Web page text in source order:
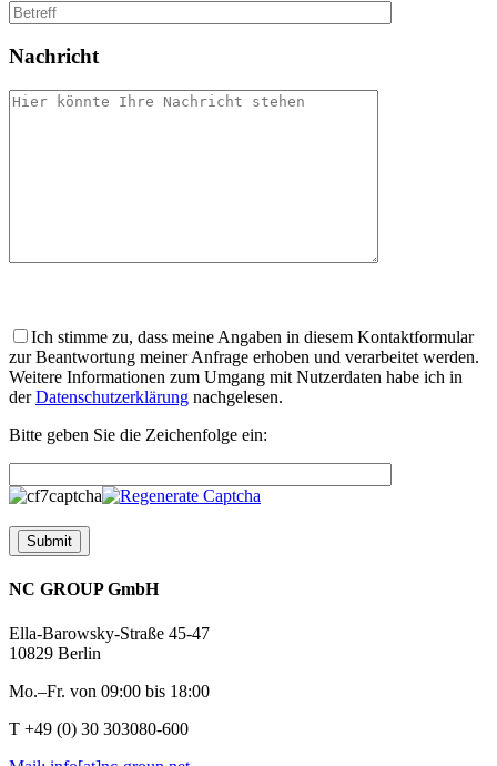
Nachricht
dieses
Feld
leer.
Ich stimme zu, dass meine Angaben in diesem Kontaktformular
zur Beantwortung meiner Anfrage erhoben und verarbeitet werden.
Weitere Informationen zum Umgang mit Nutzerdaten habe ich in
derDatenschutzerklärung nachgelesen.
Bitte geben Sie die Zeichenfolge ein:
NC GROUP GmbH
Ella-Barowsky-Straße 45-47
10829 Berlin
Mo.–Fr. von 09:00 bis 18:00
T +49 (0) 30 303080-600